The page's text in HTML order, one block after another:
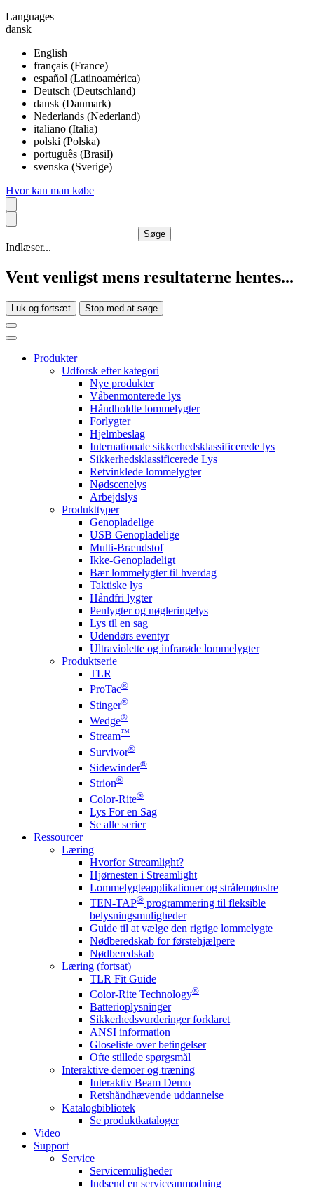
Languages
dansk
English
français (France)
español (Latinoamérica)
Deutsch (Deutschland)
dansk (Danmark)
Nederlands (Nederland)
italiano (Italia)
polski (Polska)
português (Brasil)
svenska (Sverige)
Hvor kan man købe
Indlæser...
Vent venligst mens resultaterne hentes...
Luk og fortsæt Stop med at søge
Produkter
Udforsk efter kategori
Nye produkter
Våbenmonterede lys
Håndholdte lommelygter
Forlygter
Hjelmbeslag
Internationale sikkerhedsklassificerede lys
Sikkerhedsklassificerede Lys
Retvinklede lommelygter
Nødscenelys
Arbejdslys
Produkttyper
Genopladelige
USB Genopladelige
Multi-Brændstof
Ikke-Genopladeligt
Bær lommelygter til hverdag
Taktiske lys
Håndfri lygter
Penlygter og nøgleringelys
Lys til en sag
Udendørs eventyr
Ultraviolette og infrarøde lommelygter
Produktserie
TLR
ProTac®
Stinger®
Wedge®
Stream™
Survivor®
Sidewinder®
Strion®
Color-Rite®
Lys For en Sag
Se alle serier
Ressourcer
Læring
Hvorfor Streamlight?
Hjørnesten i Streamlight
Lommelygteapplikationer og strålemønstre
TEN-TAP® programmering til fleksible
belysningsmuligheder
Guide til at vælge den rigtige lommelygte
Nødberedskab for førstehjælpere
Nødberedskab
Læring (fortsat)
TLR Fit Guide
Color-Rite Technology®
Batterioplysninger
Sikkerhedsvurderinger forklaret
ANSI information
Gloseliste over betingelser
Ofte stillede spørgsmål
Interaktive demoer og træning
Interaktiv Beam Demo
Retshåndhævende uddannelse
Katalogbibliotek
Se produktkataloger
Video
Support
Service
Servicemuligheder
Indsend en serviceanmodning